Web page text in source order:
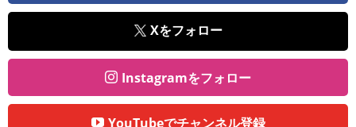
Xをフォロー
Instagramをフォロー
YouTubeでチャンネル登録